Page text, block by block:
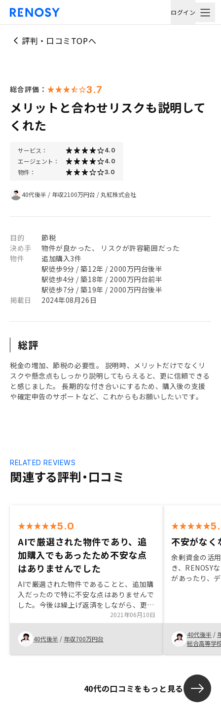
ログイン
評判・口コミTOPへ
総合評価： 3.7
メリットと合わせリスクも説明して
くれた
サービス： 4.0
エージェント： 4.0
物件： 3.0
40代後半 / 年収2100万円台 /丸紅株式会社
目的
節税
決め手
物件が良かった、 リスクが許容範囲だった
物件
追加購入3件
駅徒歩9分 / 築12年 / 2000万円台後半
駅徒歩4分 / 築18年 / 2000万円台前半
駅徒歩7分 / 築19年 / 2000万円台後半
掲載日
2024年08月26日
総評
税金の増加、節税の必要性。 説明時、メリットだけでなくリ
スクや懸念点もしっかり説明してもらえると、更に信頼できる
と感じました。 長期的な付き合いにするため、購入後の支援
や確定申告のサポートなど、これからもお願いしたいです。
関連する評判・口コミ
RELATED REVIEWS
5.0
AIで厳選された物件であり、追
加購入でもあったため不安な点
はありませんでした
AIで厳選された物件であることと、追加購
入だったので特に不安な点はありませんで
した。今後は繰上げ返済をしながら、更に
追加購入ができればいいなと思っていま
す。物件を決める際に、アプリの新着販売
物件のような形で提示していただけると見
やすいし、他の物件と比較しながら選べる
ので購入者にとっては良いと思う。
2021年06月10日
40代後半 / 年収700万円台
不安がなく
余剰資金の活
き、RENOSY
があったり、
す。 40代後半 /
総合高等学
40代の口コミをもっと見る